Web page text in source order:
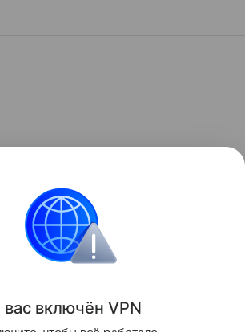
вас включён VPN